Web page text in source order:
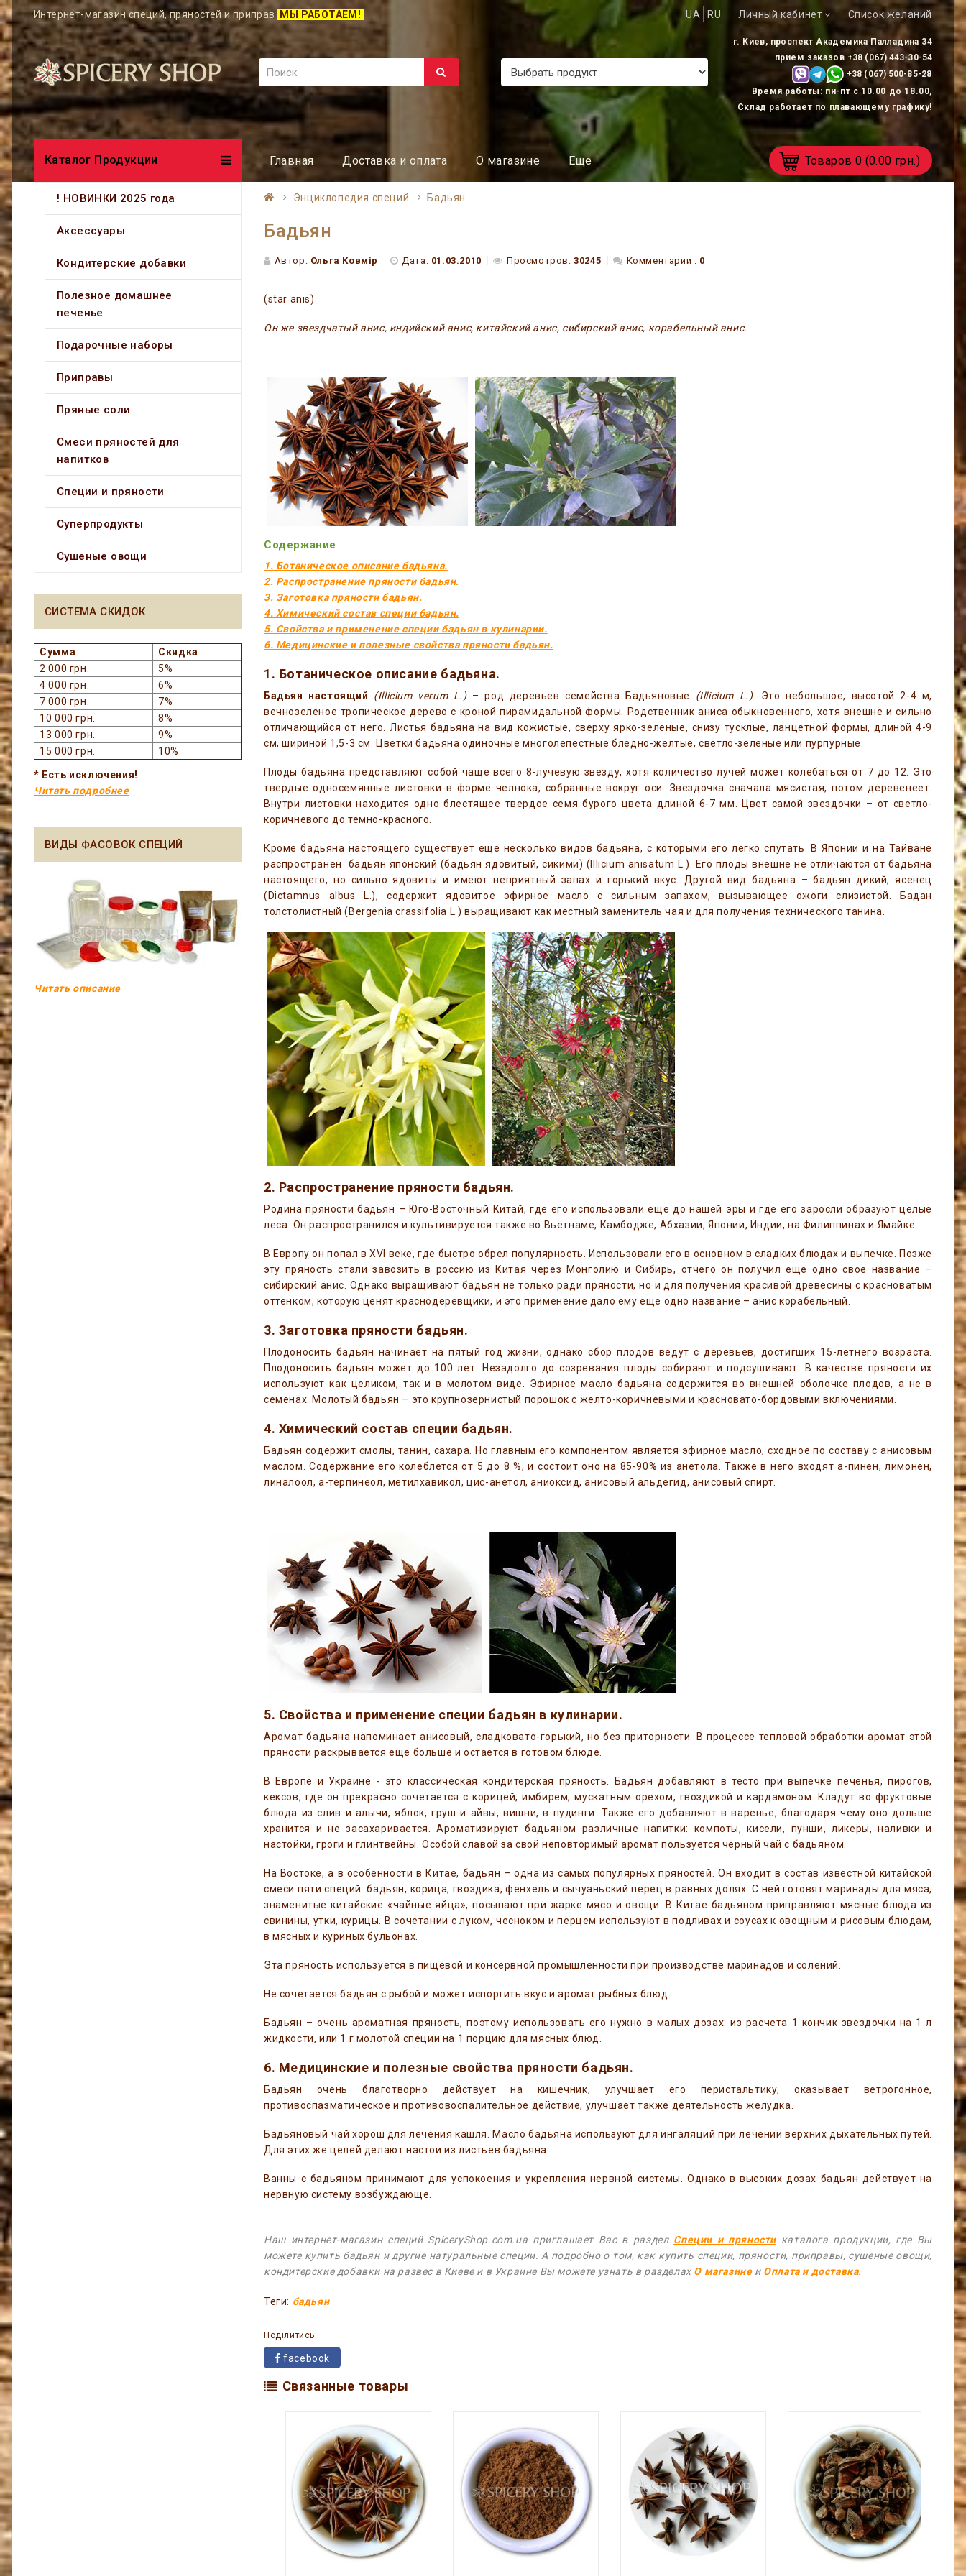
Интернет-магазин специй, пряностей и приправ МЫ РАБОТАЕМ! UA RU Личный кабинет Список желаний
г. Киев, проспект Академика Палладина 34
прием заказов +38 (067) 443-30-54
+38 (067) 500-85-28
Время работы: пн-пт с 10.00 до 18.00,
Склад работает по плавающему графику!
Товаров 0 (0.00 грн.)
Главная Доставка и оплата О магазине Еще
Энциклопедия специй Бадьян
Каталог Продукции
! НОВИНКИ 2025 года
Аксессуары
Кондитерские добавки
Полезное домашнее
печенье
Подарочные наборы
Приправы
Пряные соли
Смеси пряностей для
напитков
Специи и пряности
Суперпродукты
Сушеные овощи
СИСТЕМА СКИДОК
Сумма
Скидка
2 000 грн.
5%
4 000 грн.
6%
7 000 грн.
7%
10 000 грн.
8%
13 000 грн.
9%
15 000 грн.
10%
* Есть исключения!
Читать подробнее
ВИДЫ ФАСОВОК СПЕЦИЙ
Читать описание
Бадьян
Автор: Ольга Ковмір Дата: 01.03.2010 Просмотров: 30245 Комментарии : 0
(star anis)
Он же звездчатый анис, индийский анис, китайский анис, сибирский анис, корабельный анис.
Содержание
1. Ботаническое описание бадьяна.
2. Распространение пряности бадьян.
3. Заготовка пряности бадьян.
4. Химический состав специи бадьян.
5. Свойства и применение специи бадьян в кулинарии.
6. Медицинские и полезные свойства пряности бадьян.
1. Ботаническое описание бадьяна.
Бадьян настоящий (Illicium verum L.)– род деревьев семейства Бадьяновые (Illicium L.). Это небольшое, высотой 2-4 м,
вечнозеленое тропическое дерево с кроной пирамидальной формы. Родственник аниса обыкновенного, хотя внешне и сильно
отличающийся от него. Листья бадьяна на вид кожистые, сверху ярко-зеленые, снизу тусклые, ланцетной формы, длиной 4-9
см, шириной 1,5-3 см. Цветки бадьяна одиночные многолепестные бледно-желтые, светло-зеленые или пурпурные.
Плоды бадьяна представляют собой чаще всего 8-лучевую звезду, хотя количество лучей может колебаться от 7 до 12. Это
твердые односемянные листовки в форме челнока, собранные вокруг оси. Звездочка сначала мясистая, потом деревенеет.
Внутри листовки находится одно блестящее твердое семя бурого цвета длиной 6-7 мм. Цвет самой звездочки – от светло-
коричневого до темно-красного.
Кроме бадьяна настоящего существует еще несколько видов бадьяна, с которыми его легко спутать. В Японии и на Тайване
распространен бадьян японский (бадьян ядовитый, сикими) (Illicium anisatum L.). Его плоды внешне не отличаются от бадьяна
настоящего, но сильно ядовиты и имеют неприятный запах и горький вкус. Другой вид бадьяна – бадьян дикий, ясенец
(Dictamnus albus L.), содержит ядовитое эфирное масло с сильным запахом, вызывающее ожоги слизистой. Бадан
толстолистный (Bergenia crassifolia L.) выращивают как местный заменитель чая и для получения технического танина.
2. Распространение пряности бадьян.
Родина пряности бадьян – Юго-Восточный Китай, где его использовали еще до нашей эры и где его заросли образуют целые
леса. Он распространился и культивируется также во Вьетнаме, Камбодже, Абхазии, Японии, Индии, на Филиппинах и Ямайке.
В Европу он попал в XVI веке, где быстро обрел популярность. Использовали его в основном в сладких блюдах и выпечке. Позже
эту пряность стали завозить в россию из Китая через Монголию и Сибирь, отчего он получил еще одно свое название –
сибирский анис. Однако выращивают бадьян не только ради пряности, но и для получения красивой древесины с красноватым
оттенком, которую ценят краснодеревщики, и это применение дало ему еще одно название – анис корабельный.
3. Заготовка пряности бадьян.
Плодоносить бадьян начинает на пятый год жизни, однако сбор плодов ведут с деревьев, достигших 15-летнего возраста.
Плодоносить бадьян может до 100 лет. Незадолго до созревания плоды собирают и подсушивают. В качестве пряности их
используют как целиком, так и в молотом виде. Эфирное масло бадьяна содержится во внешней оболочке плодов, а не в
семенах. Молотый бадьян – это крупнозернистый порошок с желто-коричневыми и красновато-бордовыми включениями.
4. Химический состав специи бадьян.
Бадьян содержит смолы, танин, сахара. Но главным его компонентом является эфирное масло, сходное по составу с анисовым
маслом. Содержание его колеблется от 5 до 8 %, и состоит оно на 85-90% из анетола. Также в него входят a-пинен, лимонен,
линалоол, a-терпинеол, метилхавикол, цис-анетол, аниоксид, анисовый альдегид, анисовый спирт.
5. Свойства и применение специи бадьян в кулинарии.
Аромат бадьяна напоминает анисовый, сладковато-горький, но без приторности. В процессе тепловой обработки аромат этой
пряности раскрывается еще больше и остается в готовом блюде.
В Европе и Украине - это классическая кондитерская пряность. Бадьян добавляют в тесто при выпечке печенья, пирогов,
кексов, где он прекрасно сочетается с корицей, имбирем, мускатным орехом, гвоздикой и кардамоном. Кладут во фруктовые
блюда из слив и алычи, яблок, груш и айвы, вишни, в пудинги. Также его добавляют в варенье, благодаря чему оно дольше
хранится и не засахаривается. Ароматизируют бадьяном различные напитки: компоты, кисели, пунши, ликеры, наливки и
настойки, гроги и глинтвейны. Особой славой за свой неповторимый аромат пользуется черный чай с бадьяном.
На Востоке, а в особенности в Китае, бадьян – одна из самых популярных пряностей. Он входит в состав известной китайской
смеси пяти специй: бадьян, корица, гвоздика, фенхель и сычуаньский перец в равных долях. С ней готовят маринады для мяса,
знаменитые китайские «чайные яйца», посыпают при жарке мясо и овощи. В Китае бадьяном приправляют мясные блюда из
свинины, утки, курицы. В сочетании с луком, чесноком и перцем используют в подливах и соусах к овощным и рисовым блюдам,
в мясных и куриных бульонах.
Эта пряность используется в пищевой и консервной промышленности при производстве маринадов и солений.
Не сочетается бадьян с рыбой и может испортить вкус и аромат рыбных блюд.
Бадьян – очень ароматная пряность, поэтому использовать его нужно в малых дозах: из расчета 1 кончик звездочки на 1 л
жидкости, или 1 г молотой специи на 1 порцию для мясных блюд.
6. Медицинские и полезные свойства пряности бадьян.
Бадьян очень благотворно действует на кишечник, улучшает его перистальтику, оказывает ветрогонное,
противоспазматическое и противовоспалительное действие, улучшает также деятельность желудка.
Бадьяновый чай хорош для лечения кашля. Масло бадьяна используют для ингаляций при лечении верхних дыхательных путей.
Для этих же целей делают настои из листьев бадьяна.
Ванны с бадьяном принимают для успокоения и укрепления нервной системы. Однако в высоких дозах бадьян действует на
нервную систему возбуждающе.
Наш интернет-магазин специй SpiceryShop.com.ua приглашает Вас в раздел Специи и пряностикаталога продукции, где Вы
можете купить бадьян и другие натуральные специи. А подробно о том, как купить специи, пряности, приправы, сушеные овощи,
кондитерские добавки на развес в Киеве и в Украине Вы можете узнать в разделах О магазинеи Оплата и доставка.
Теги: бадьян
Поділитись:
facebook
Связанные товары